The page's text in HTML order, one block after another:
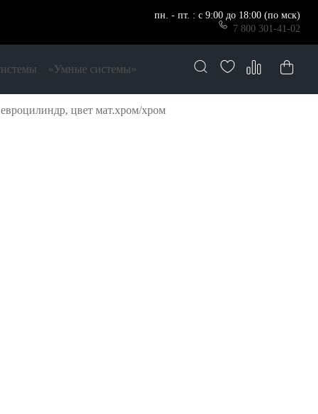
пн. - пт. : с 9:00 до 18:00 (по мск)
7 800 301-41-02
«Умные системы»
цвет мат.хром/хром